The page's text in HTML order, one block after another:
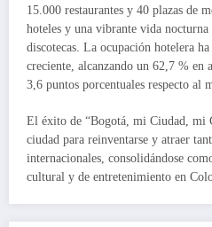
15.000 restaurantes y 40 plazas de
hoteles y una vibrante vida nocturna
discotecas. La ocupación hotelera
creciente, alcanzando un 62,7 % en
3,6 puntos porcentuales respecto al
El éxito de “Bogotá, mi Ciudad, mi
ciudad para reinventarse y atraer
internacionales, consolidándose
cultural y de entretenimiento en